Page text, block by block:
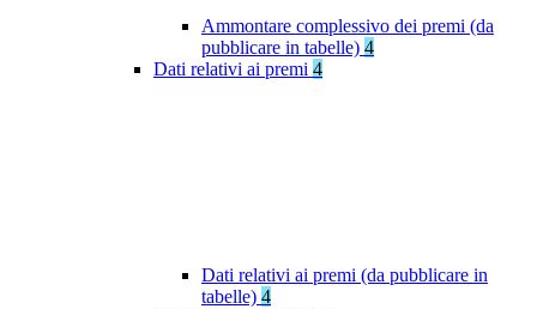
Ammontare complessivo dei premi (da
pubblicare in tabelle) 4
Dati relativi ai premi 4
Dati relativi ai premi (da pubblicare in
tabelle) 4